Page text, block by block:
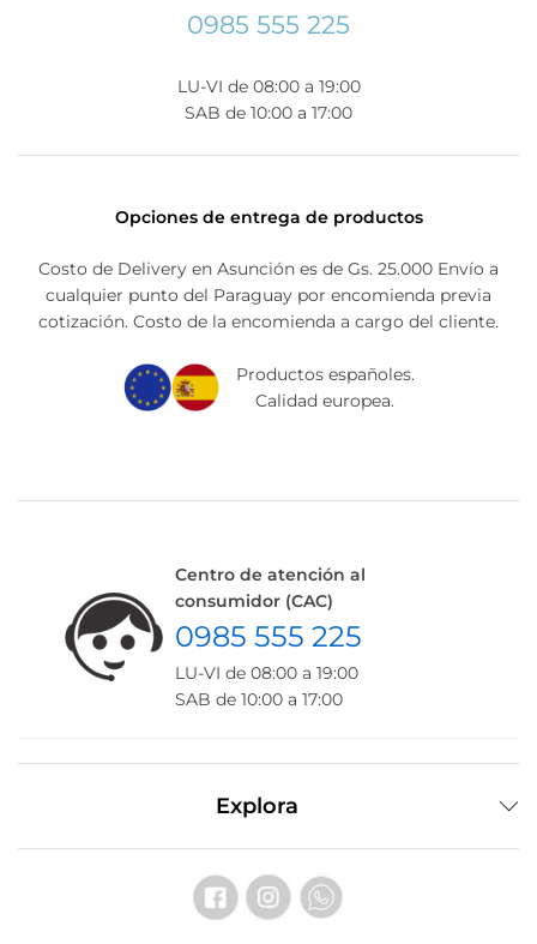
0985 555 225
LU-VI de 08:00 a 19:00
SAB de 10:00 a 17:00
Opciones de entrega de productos
Costo de Delivery en Asunción es de Gs. 25.000 Envío a
cualquier punto del Paraguay por encomienda previa
cotización. Costo de la encomienda a cargo del cliente.
Productos españoles.
Calidad europea.
Centro de atención al
consumidor (CAC)
0985 555 225
LU-VI de 08:00 a 19:00
SAB de 10:00 a 17:00
Explora